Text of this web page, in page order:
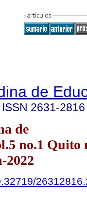
de
ISSN 2631-2816
de
no.1 Quito
2022